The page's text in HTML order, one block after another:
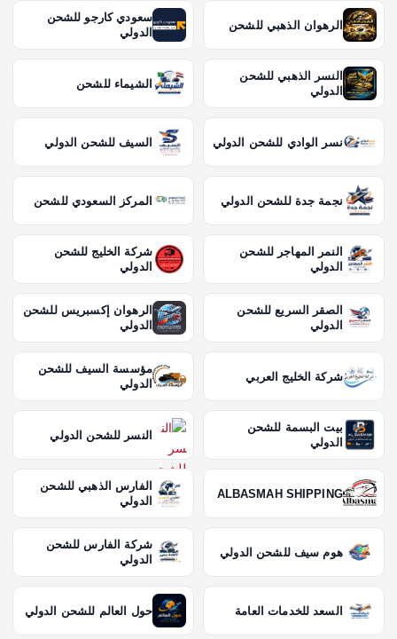
الرهوان الذهبي للشحن
سعودي كارجو للشحن
الدولي
النسر الذهبي للشحن
الدولي
الشيماء للشحن
نسر الوادي للشحن الدولي السيف للشحن الدولي
نجمة جدة للشحن الدولي المركز السعودي للشحن
النمر المهاجر للشحن
الدولي
شركة الخليج للشحن
الدولي
الصقر السريع للشحن
الدولي
الرهوان إكسبريس للشحن
الدولي
شركة الخليج العربي
مؤسسة السيف للشحن
الدولي
بيت البسمة للشحن
الدولي
النسر للشحن الدولي
ALBASMAH SHIPPING
الفارس الذهبي للشحن
الدولي
هوم سيف للشحن الدولي
شركة الفارس للشحن
الدولي
السعد للخدمات العامة حول العالم للشحن الدولي